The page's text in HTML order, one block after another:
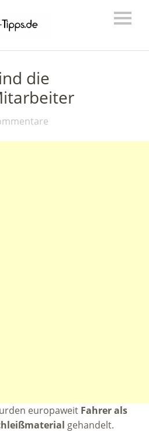
die
europaweit Fahrer als
gehandelt.